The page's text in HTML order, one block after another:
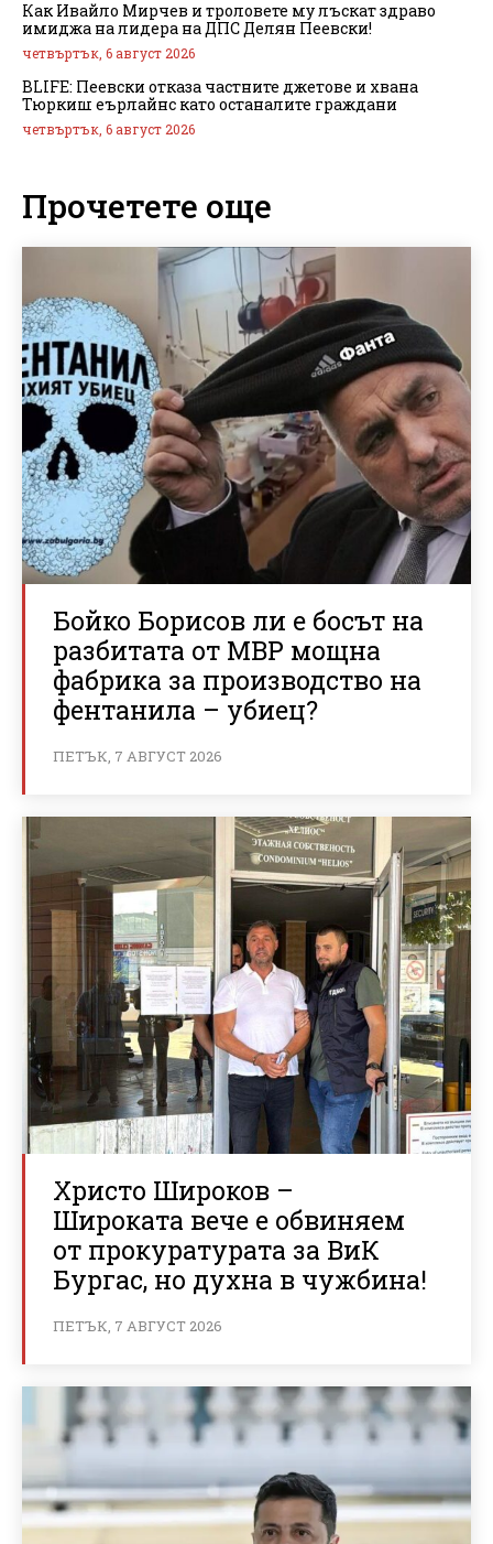
Как Ивайло Мирчев и троловете му лъскат здраво
имиджа на лидера на ДПС Делян Пеевски!
четвъртък, 6 август 2026
BLIFE: Пеевски отказа частните джетове и хвана
Тюркиш еърлайнс като останалите граждани
четвъртък, 6 август 2026
Прочетете още
Бойко Борисов ли е босът на
разбитата от МВР мощна
фабрика за производство на
фентанила – убиец?
ПЕТЪК, 7 АВГУСТ 2026
Христо Широков –
Широката вече е обвиняем
от прокуратурата за ВиК
Бургас, но духна в чужбина!
ПЕТЪК, 7 АВГУСТ 2026